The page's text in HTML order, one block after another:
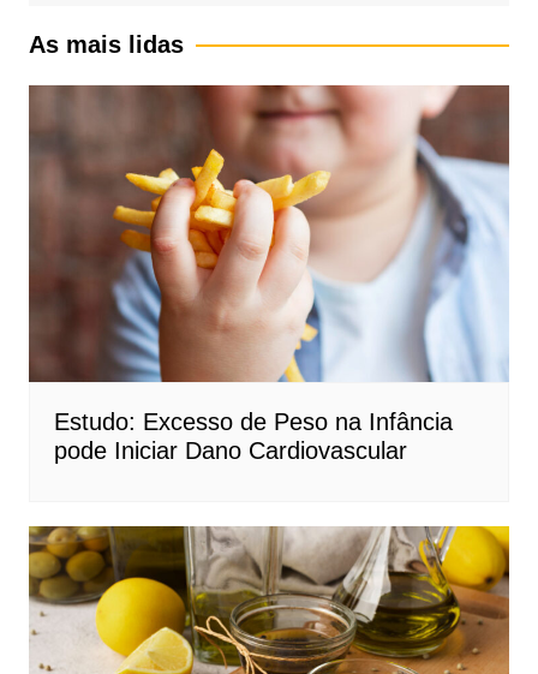
As mais lidas
Estudo: Excesso de Peso na Infância
pode Iniciar Dano Cardiovascular